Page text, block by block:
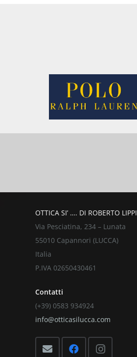
OTTICA SI’ …. DI ROBERTO LIPPI
Via Pesciatina, 234 – Lunata
55010 Capannori (LUCCA)
Italia
P.IVA 02650430461
Contatti
(+39) 0583 934924
info@otticasilucca.com